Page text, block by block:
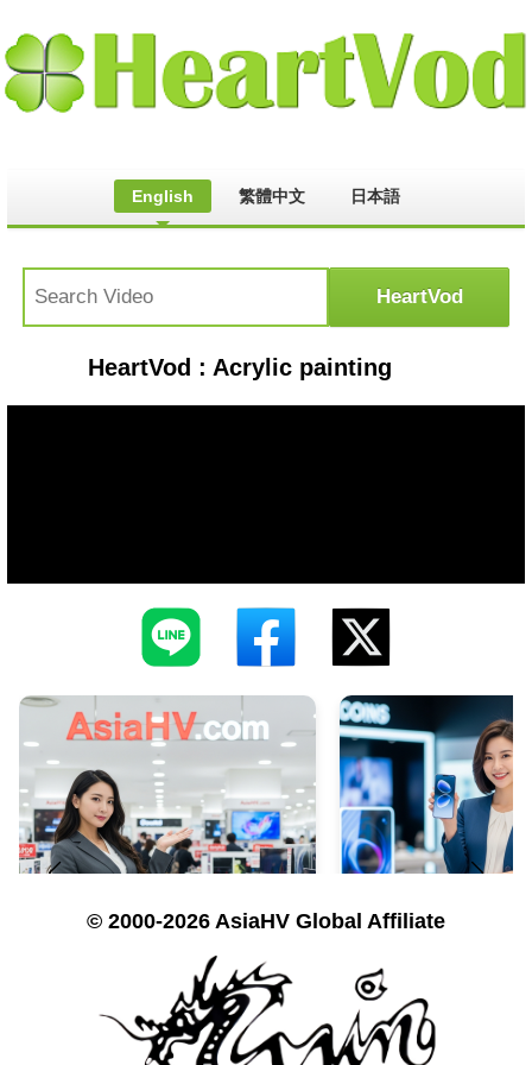
English 繁體中文 日本語
HeartVod : Acrylic painting
© 2000-2026 AsiaHV Global Affiliate